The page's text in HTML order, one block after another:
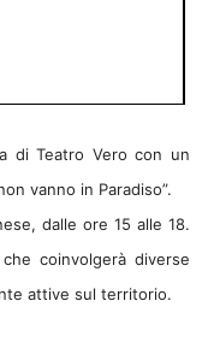
di Teatro Vero con un
vanno in Paradiso”.
dalle ore 15 alle 18.
coinvolgerà diverse
attive sul territorio.